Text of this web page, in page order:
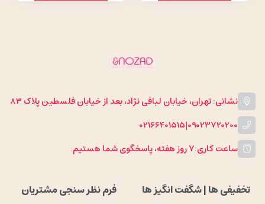
نشانی: تهران، خیابان لبافی نژاد، بعد از خیابان فلسطین پلاک 83
09023720200
|
02166401515
ساعت کاری:۷ روز هفته، پاسخگوی شما هستیم.
تخفیفی ها | شگفت انگیز ها
فرم نظر سنجی مشتریان